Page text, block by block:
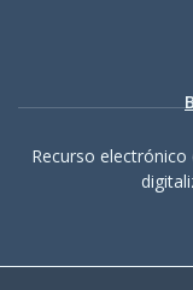
Recurso